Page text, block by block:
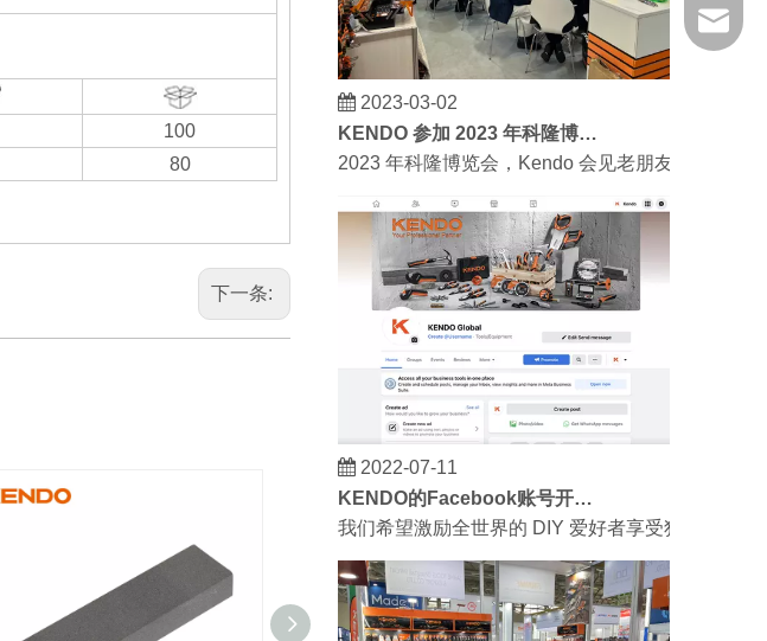
100
80
下一条:
2023 年科隆博览会，Kendo 会见老朋友和结交新
2022-07-11
我们希望激励全世界的 DIY 爱好者享受独立承担